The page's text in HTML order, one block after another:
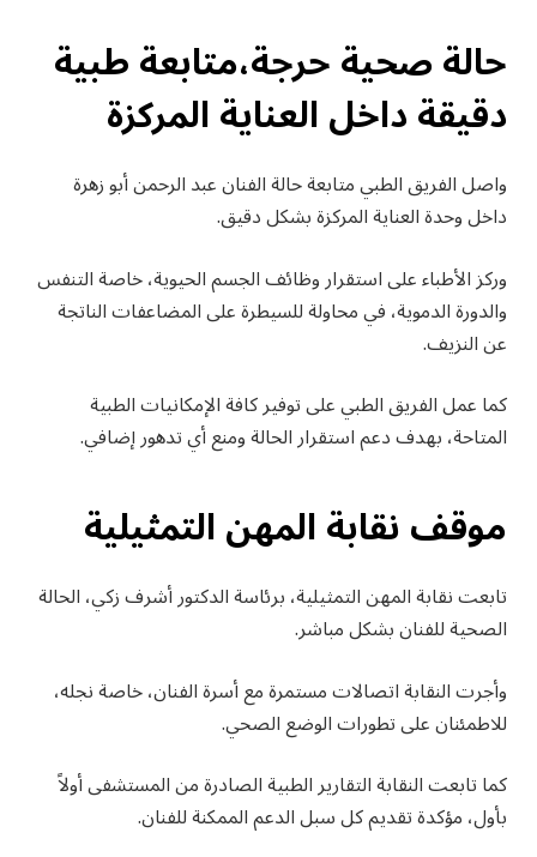
حالة صحية حرجة،متابعة طبية
دقيقة داخل العناية المركزة
واصل الفريق الطبي متابعة حالة الفنان عبد الرحمن أبو زهرة
داخل وحدة العناية المركزة بشكل دقيق.
وركز الأطباء على استقرار وظائف الجسم الحيوية، خاصة التنفس
والدورة الدموية، في محاولة للسيطرة على المضاعفات الناتجة
عن النزيف.
كما عمل الفريق الطبي على توفير كافة الإمكانيات الطبية
المتاحة، بهدف دعم استقرار الحالة ومنع أي تدهور إضافي.
موقف نقابة المهن التمثيلية
تابعت نقابة المهن التمثيلية، برئاسة الدكتور أشرف زكي، الحالة
الصحية للفنان بشكل مباشر.
وأجرت النقابة اتصالات مستمرة مع أسرة الفنان، خاصة نجله،
للاطمئنان على تطورات الوضع الصحي.
كما تابعت النقابة التقارير الطبية الصادرة من المستشفى أولاً
بأول، مؤكدة تقديم كل سبل الدعم الممكنة للفنان.